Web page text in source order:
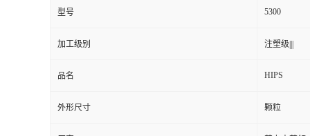
型号 5300
加工级别 注塑级|||
品名 HIPS
外形尺寸 颗粒